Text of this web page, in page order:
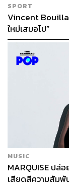
SPORT
Vincent
ใหม่เสมอไป”
MUSIC
MARQUISE ปล่
เสียดสีความสัมพั